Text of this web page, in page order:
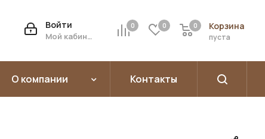
0 0 Корзина
0
пуста
0
Войти
Мой кабинет
О компании Контакты